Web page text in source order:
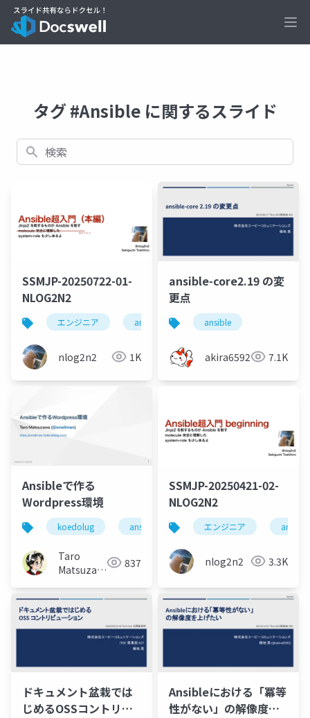
タグ #Ansible に関するスライド
検索
SSMJP-20250722-01-
NLOG2N2
エンジニア ansible system-roles
nlog2n2 1K
ansible-core2.19 の変
更点
ansible
akira6592 7.1K
Ansibleで作る
Wordpress環境
koedolug ansible
Taro
Matsuzawa
837
SSMJP-20250421-02-
NLOG2N2
エンジニア ansible
nlog2n2 3.3K
ドキュメント盆栽では
じめるOSSコントリビ
Ansibleにおける「冪等
性がない」の解像度を